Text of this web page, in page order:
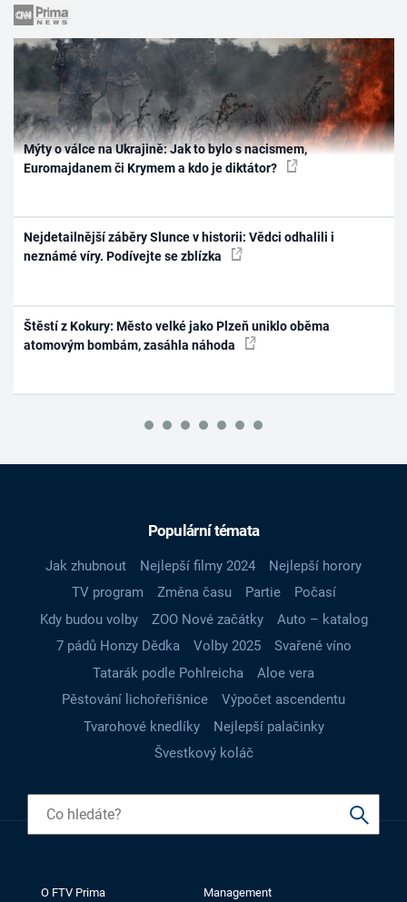
Mýty o válce na Ukrajině: Jak to bylo s nacismem,
Euromajdanem či Krymem a kdo je diktátor?
Nejdetailnější záběry Slunce v historii: Vědci odhalili i
neznámé víry. Podívejte se zblízka
Štěstí z Kokury: Město velké jako Plzeň uniklo oběma
atomovým bombám, zasáhla náhoda
Populární témata
Jak zhubnout Nejlepší filmy 2024
Nejlepší horory
TV program
Změna času Partie
Počasí
Kdy budou volby
ZOO Nové začátky
Auto – katalog
7 pádů Honzy Dědka
Volby 2025
Svařené víno
Tatarák podle Pohlreicha
Aloe vera
Pěstování lichořeřišnice
Výpočet ascendentu
Tvarohové knedlíky
Nejlepší palačinky
Švestkový koláč
O FTV Prima Management